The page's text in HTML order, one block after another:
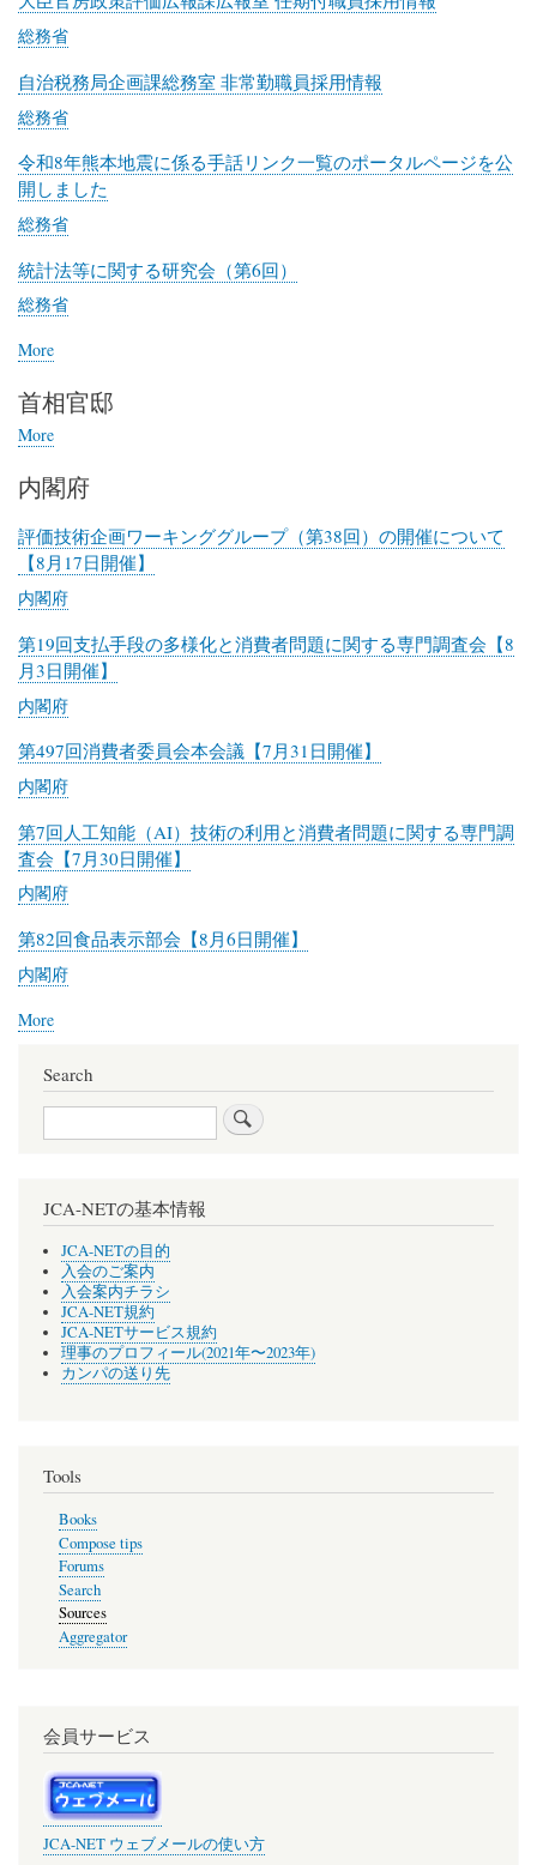
リ
ス
ト
ク
ラ
（JCJ）
総務省
自治税務局企画課総務室 非常勤職員採用情報
総務省
令和8年熊本地震に係る手話リンク一覧のポータルページを公
開しました
総務省
統計法等に関する研究会（第6回）
総務省
More
総
首相官邸
More
首
官
邸
内閣府
評価技術企画ワーキンググループ（第38回）の開催について
【8月17日開催】
内閣府
第19回支払手段の多様化と消費者問題に関する専門調査会【8
月3日開催】
内閣府
第497回消費者委員会本会議【7月31日開催】
内閣府
第7回人工知能（AI）技術の利用と消費者問題に関する専門調
査会【7月30日開催】
内閣府
第82回食品表示部会【8月6日開催】
内閣府
More
内
閣
Search
Search
JCA-NETの基本情報
JCA-NETの目的
入会のご案内
入会案内チラシ
JCA-NET規約
JCA-NETサービス規約
理事のプロフィール(2021年〜2023年)
カンパの送り先
Tools
Books
Compose tips
Forums
Search
Sources
Aggregator
会員サービス
JCA-NET ウェブメールの使い方